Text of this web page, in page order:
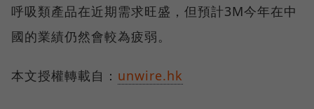
呼吸類產品在近期需求旺盛，但預計3M今年在中
國的業績仍然會較為疲弱。
本文授權轉載自： unwire.hk